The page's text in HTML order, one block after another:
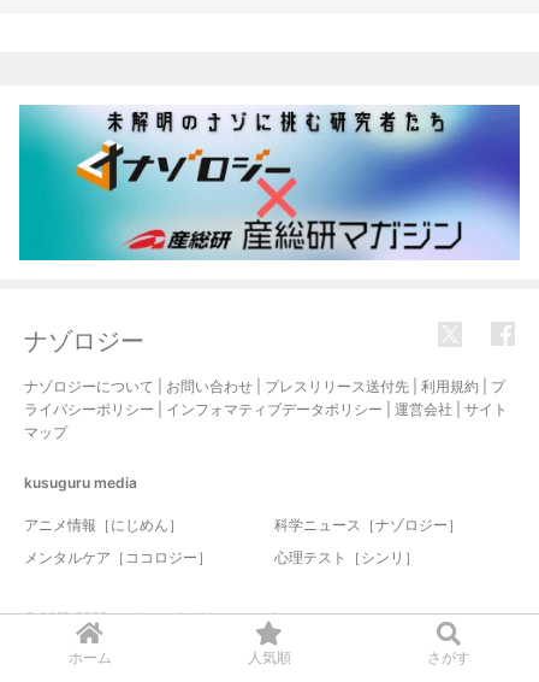
ホーム 人気順 さがす
ナゾロジー
ナゾロジーについて お問い合わせ プレスリリース送付先 利用規約
プ
ライバシーポリシー
インフォマティブデータポリシー 運営会社
サイト
マップ
kusuguru media
アニメ情報［にじめん］
科学ニュース［ナゾロジー］
メンタルケア［ココロジー］
心理テスト［シンリ］
© 2017-2026 nazology. all rights reserved.